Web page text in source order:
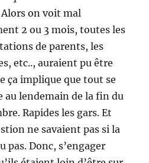
on voit mal
2 ou 3 mois, toutes les
de parents, les
etc.., auraient pu être
ça implique que tout se
au lendemain de la fin du
Rapides les gars. Et
ne savaient pas si la
pas. Donc, s’engager